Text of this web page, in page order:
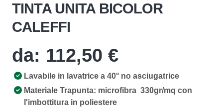
TINTA UNITA BICOLOR
CALEFFI
da: 112,50 €
Lavabile in lavatrice a 40° no asciugatrice
Materiale Trapunta: microfibra 330gr/mq con
l'imbottitura in poliestere